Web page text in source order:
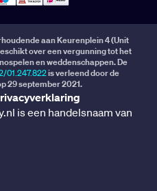
aan Keurenplein 4 (Unit
over een vergunning tot het
en weddenschappen. De
01.247.822is verleend door de
29 september 2021.
is een handelsnaam van